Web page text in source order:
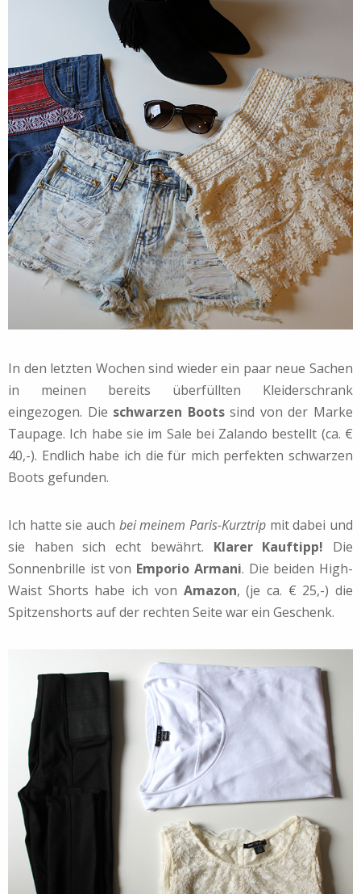
In den letzten Wochen sind wieder ein paar neue Sachen
in meinen bereits überfüllten Kleiderschrank
eingezogen. Die schwarzen Bootssind von der Marke
Taupage. Ich habe sie im Sale bei Zalando bestellt (ca. €
40,-). Endlich habe ich die für mich perfekten schwarzen
Boots gefunden.
Ich hatte sie auch bei meinem Paris-Kurztrip mit dabei und
sie haben sich echt bewährt. Klarer Kauftipp! Die
Sonnenbrille ist von Emporio Armani. Die beiden High-
Waist Shorts habe ich von Amazon, (je ca. € 25,-) die
Spitzenshorts auf der rechten Seite war ein Geschenk.